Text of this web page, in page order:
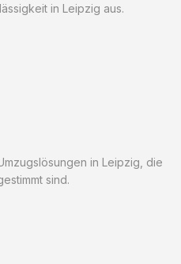
in Leipzig aus.
in Leipzig, die
sind.